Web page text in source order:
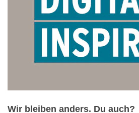
Wir bleiben anders. Du auch?